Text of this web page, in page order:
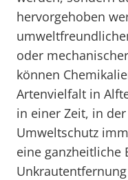
hervorgehoben
oder
können
Artenvielfalt in
in einer Zeit, in
Umweltschutz
eine ganzheitliche